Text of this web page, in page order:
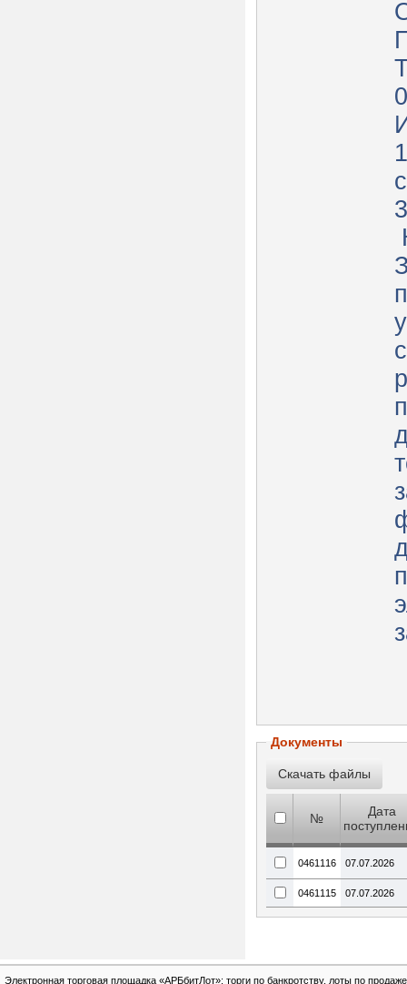
Документы
№
Дата
0461116 07.07.2026
0461115 07.07.2026
Электронная торговая площадка «АРБбитЛот»: торги по банкротству, лоты по